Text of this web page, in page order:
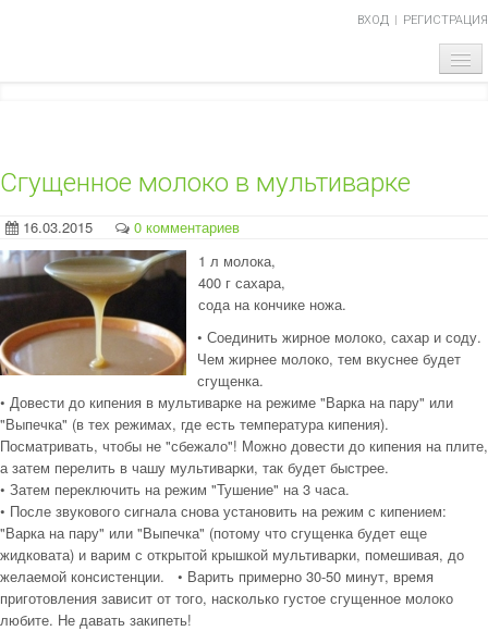
ВХОД РЕГИСТРАЦИЯ
ОБЪЯВЛЕНИЯ
АБИТУРИЕНТ
ВОПРОСЫ-ОТВЕТЫ
Сгущенное молоко в мультиварке
16.03.2015
0 комментариев
1 л молока,
400 г сахара,
сода на кончике ножа.
• Соединить жирное молоко, сахар и соду.
Чем жирнее молоко, тем вкуснее будет
сгущенка.
• Довести до кипения в мультиварке на режиме "Варка на пару" или
"Выпечка" (в тех режимах, где есть температура кипения).
Посматривать, чтобы не "сбежало"! Можно довести до кипения на плите,
а затем перелить в чашу мультиварки, так будет быстрее.
• Затем переключить на режим "Тушение" на 3 часа.
• После звукового сигнала снова установить на режим с кипением:
"Варка на пару" или "Выпечка" (потому что сгущенка будет еще
жидковата) и варим с открытой крышкой мультиварки, помешивая, до
желаемой консистенции. • Варить примерно 30-50 минут, время
приготовления зависит от того, насколько густое сгущенное молоко
любите. Не давать закипеть!